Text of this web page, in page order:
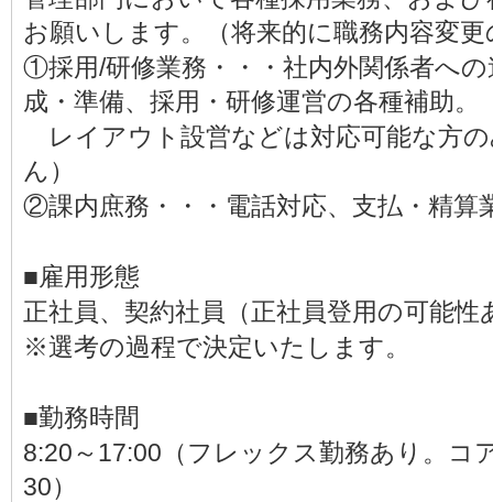
お願いします。（将来的に職務内容変
①採用/研修業務・・・社内外関係者へ
成・準備、採用・研修運営の各種補助。
レイアウト設営などは対応可能な方
ん）
②課内庶務・・・電話対応、支払・精算
■雇用形態
正社員、契約社員（正社員登用の可能性
※選考の過程で決定いたします。
■勤務時間
8:20～17:00（フレックス勤務あり。コ
30）